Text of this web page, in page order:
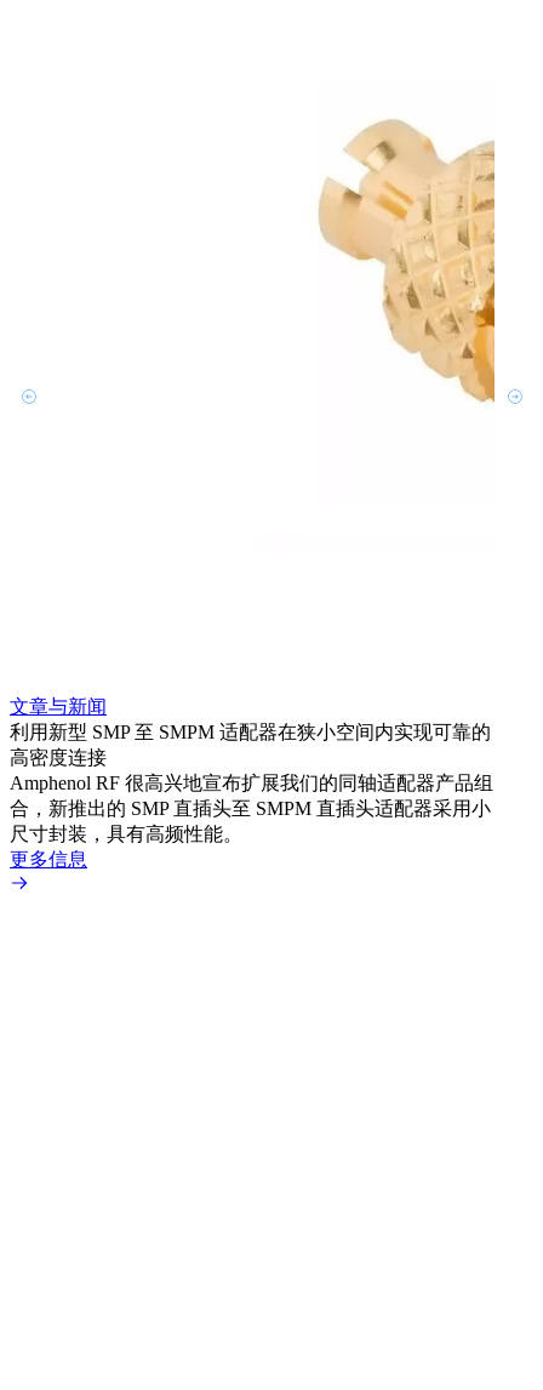
文章与新闻
利用新型 SMP 至 SMPM 适配器在狭小空间内实现可靠的
高密度连接
Amphenol RF 很高兴地宣布扩展我们的同轴适配器产品组
合，新推出的 SMP 直插头至 SMPM 直插头适配器采用小
尺寸封装，具有高频性能。
更多信息